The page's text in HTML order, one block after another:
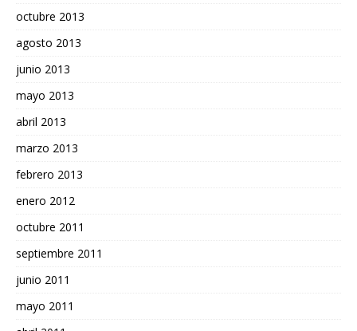
octubre 2013
agosto 2013
junio 2013
mayo 2013
abril 2013
marzo 2013
febrero 2013
enero 2012
octubre 2011
septiembre 2011
junio 2011
mayo 2011